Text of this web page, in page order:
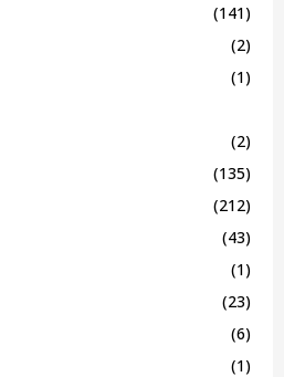
(141)
(2)
(1)
(2)
(135)
(212)
(43)
(1)
(23)
(6)
(1)